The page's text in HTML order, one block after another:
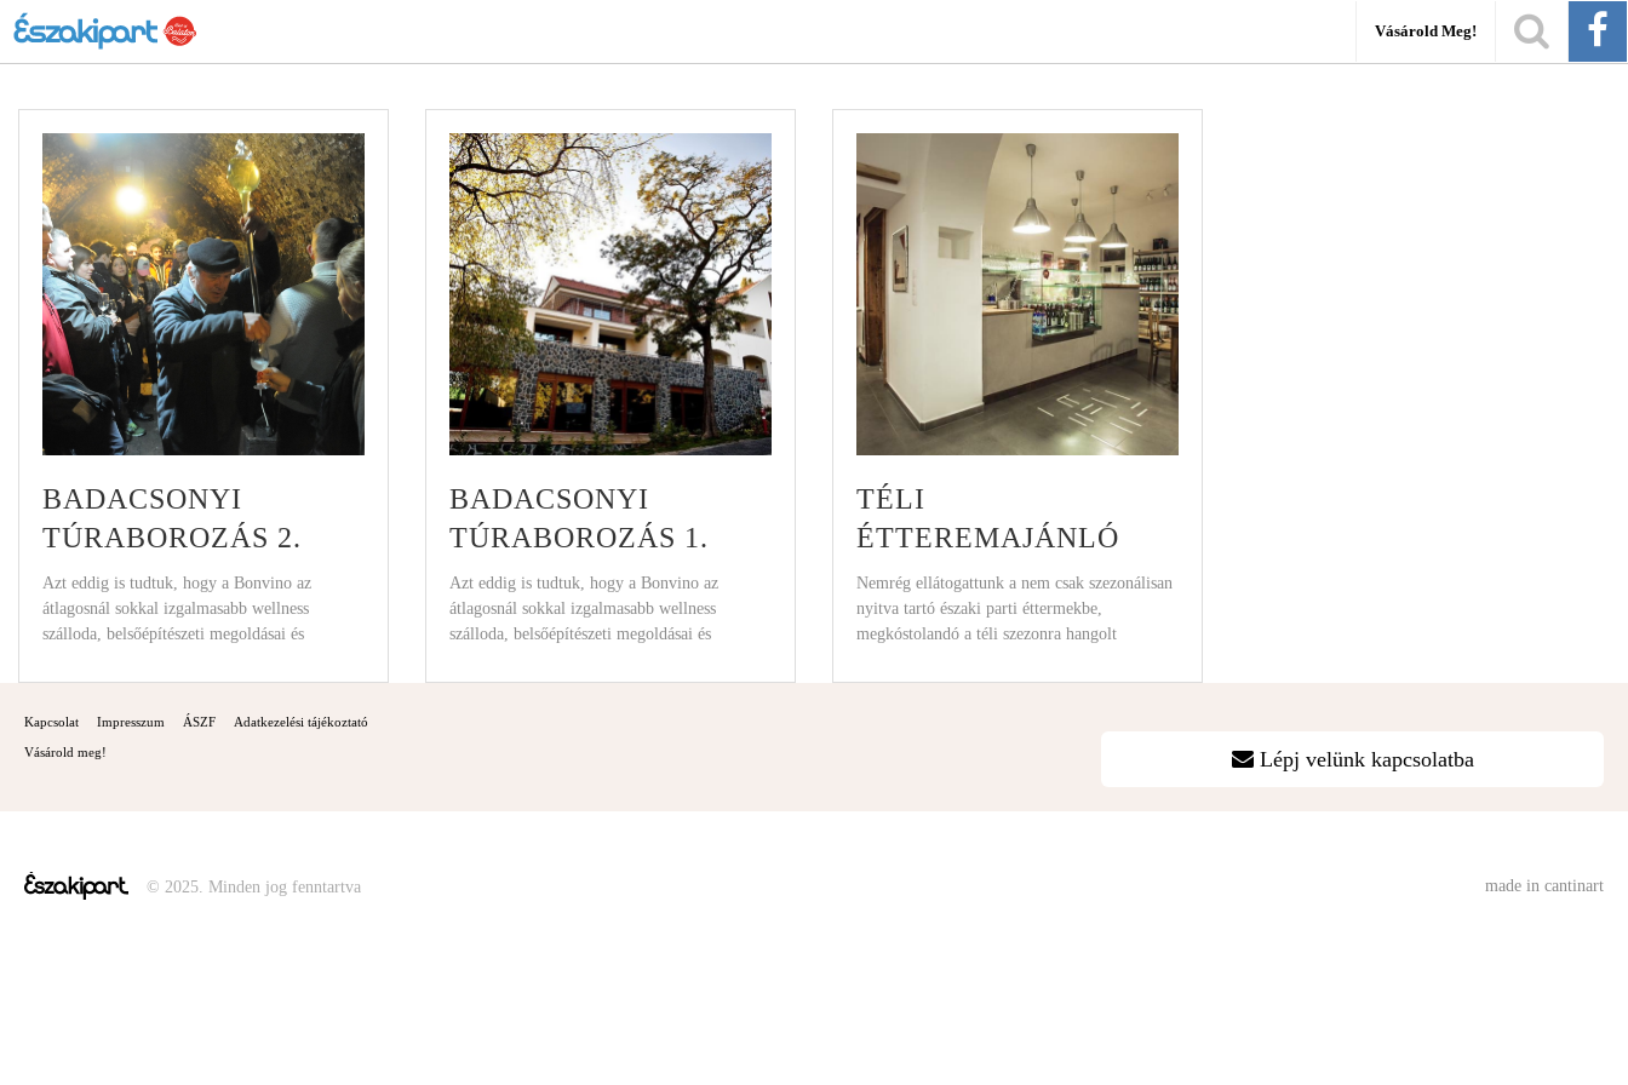
Vásárold Meg!
BADACSONYI
TÚRABOROZÁS 2.
Azt eddig is tudtuk, hogy a Bonvino az
átlagosnál sokkal izgalmasabb wellness
szálloda, belsőépítészeti megoldásai és
BADACSONYI
TÚRABOROZÁS 1.
Azt eddig is tudtuk, hogy a Bonvino az
átlagosnál sokkal izgalmasabb wellness
szálloda, belsőépítészeti megoldásai és
TÉLI
ÉTTEREMAJÁNLÓ
Nemrég ellátogattunk a nem csak szezonálisan
nyitva tartó északi parti éttermekbe,
megkóstolandó a téli szezonra hangolt
Kapcsolat Impresszum ÁSZF Adatkezelési tájékoztató
Vásárold meg! Lépj velünk kapcsolatba
© 2025. Minden jog fenntartva made in cantinart